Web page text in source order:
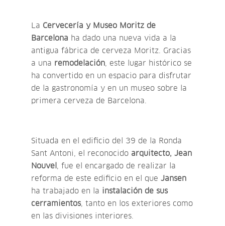
La Cervecería y Museo Moritz de
Barcelona ha dado una nueva vida a la
antigua fábrica de cerveza Moritz. Gracias
a una remodelación , este lugar histórico se
ha convertido en un espacio para disfrutar
de la gastronomía y en un museo sobre la
primera cerveza de Barcelona.
Situada en el edificio del 39 de la Ronda
Sant Antoni, el reconocido arquitecto, Jean
Nouvel
, fue el encargado de realizar la
reforma de este edificio en el queJansen
ha trabajado en la instalación de sus
cerramientos, tanto en los exteriores como
en las divisiones interiores.